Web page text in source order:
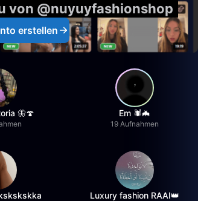
von @nuyuyfashionshop
erstellen
🦋🍄 Em 🕷️🦇
19 Aufnahmen
Luxury fashion RAAI👑